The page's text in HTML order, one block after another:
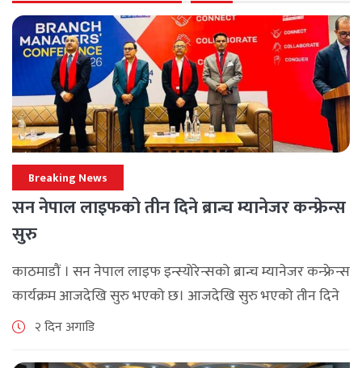
Breaking News
सन नेपाल लाइफको तीन दिने ब्रान्च म्यानेजर कन्फ्रेन्स
सुरु
काठमाडौं । सन नेपाल लाइफ इन्स्योरेन्सको ब्रान्च म्यानेजर कन्फ्रेन्स
कार्यक्रम आजदेखि सुरु भएको छ। आजदेखि सुरु भएको तीन दिने
ब्रान्च म्यानेजर कन्फ्रेन्स विभिन्न कार्यक्रमहरुका साथ भब्य साथ
२ दिन अगाडि